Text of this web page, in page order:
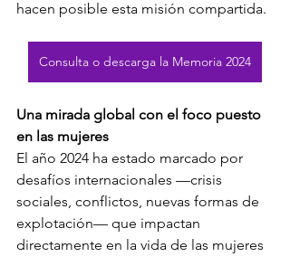
hacen posible esta misión compartida.
Consulta o descarga la Memoria 2024
Una mirada global con el foco puesto
en las mujeres
El año 2024 ha estado marcado por
desafíos internacionales —crisis
sociales, conflictos, nuevas formas de
explotación— que impactan
directamente en la vida de las mujeres